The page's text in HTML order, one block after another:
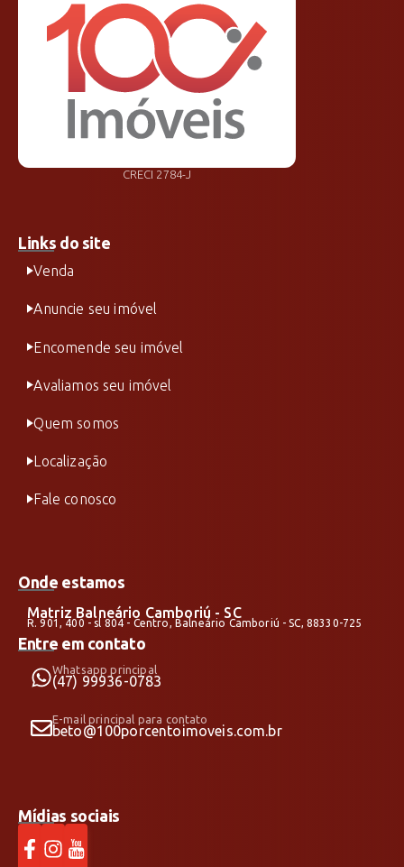
CRECI 2784-J
Links do site
Venda
Anuncie seu imóvel
Encomende seu imóvel
Avaliamos seu imóvel
Quem somos
Localização
Fale conosco
Onde estamos
Matriz Balneário Camboriú - SC
R. 901, 400 - sl 804 - Centro, Balneário Camboriú - SC, 88330-725
Entre em contato
Whatsapp principal
(47) 99936-0783
E-mail principal para contato
beto@100porcentoimoveis.com.br
Mídias sociais